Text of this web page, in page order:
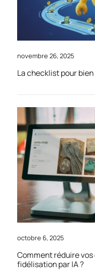
novembre 26, 2025
La checklist pour
octobre 6, 2025
Comment réduire
fidélisation par IA ?